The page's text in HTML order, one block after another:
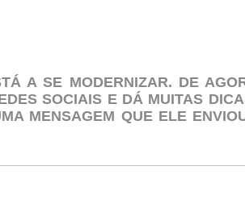
A SE MODERNIZAR. DE
SOCIAIS E DÁ MUITAS
MENSAGEM QUE ELE